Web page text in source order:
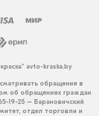
avto-kraska.by
обращения в
об обращениях граждан
19-25 – Барановичский
отдел торговли и